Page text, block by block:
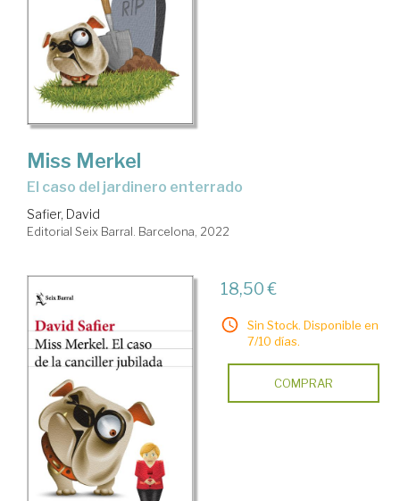
Miss Merkel
El caso del jardinero enterrado
Safier, David
Editorial Seix Barral. Barcelona, 2022
18,50 €
Sin Stock. Disponible en
7/10 días.
COMPRAR